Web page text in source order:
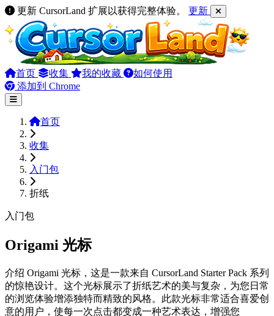
更新 CursorLand 扩展以获得完整体验。 更新
首页 收集 我的收藏
如何使用
添加到 Chrome
首页
收集
入门包
折纸
入门包
Origami 光标
介绍 Origami 光标，这是一款来自 CursorLand Starter Pack 系列
的惊艳设计。这个光标展示了折纸艺术的美与复杂，为您日常
的浏览体验增添独特而精致的风格。此款光标非常适合喜爱创
意的用户，使每一次点击都变成一种艺术表达，增强您